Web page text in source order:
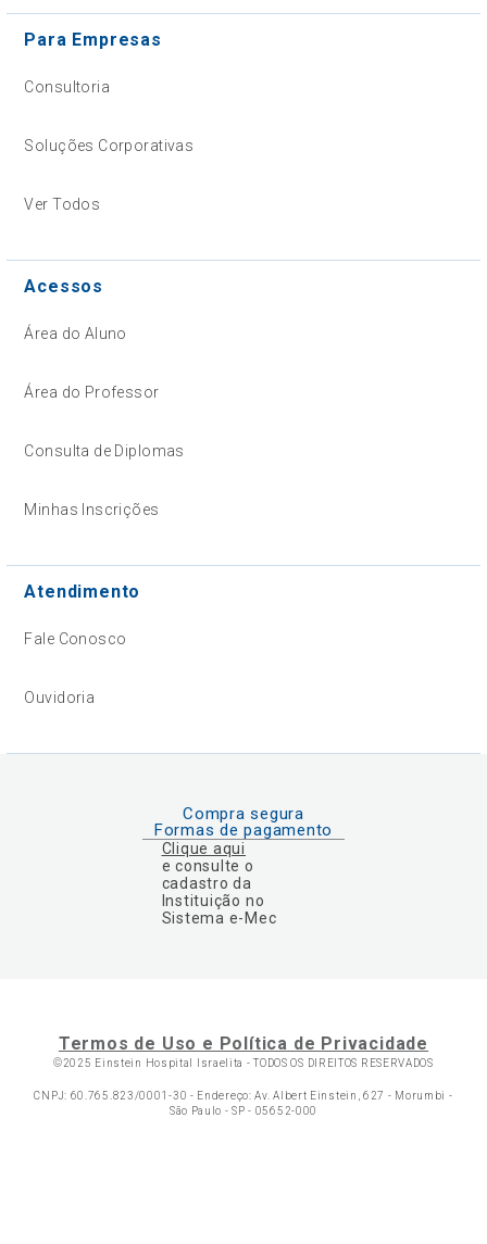
Para Empresas
Consultoria
Soluções Corporativas
Ver Todos
Acessos
Área do Aluno
Área do Professor
Consulta de Diplomas
Minhas Inscrições
Atendimento
Fale Conosco
Ouvidoria
Compra segura
Formas de pagamento
Clique aqui
e consulte o
cadastro da
Instituição no
Sistema e-Mec
Termos de Uso e Política de Privacidade
©2025 Einstein Hospital Israelita -TODOS OS DIREITOS RESERVADOS
CNPJ: 60.765.823/0001-30 - Endereço: Av. Albert Einstein, 627 - Morumbi -
São Paulo - SP - 05652-000